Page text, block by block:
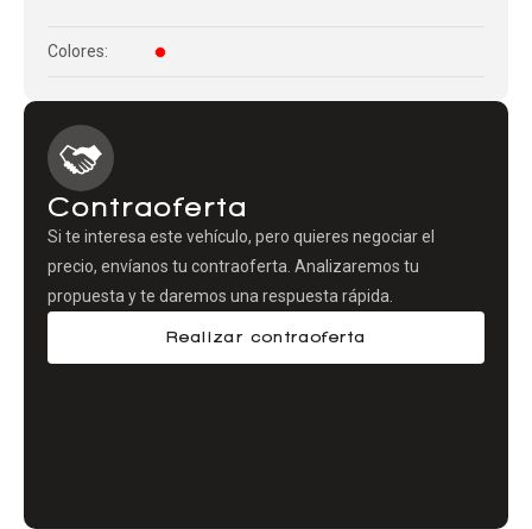
Colores:
Contraoferta
Si te interesa este vehículo, pero quieres negociar el
precio, envíanos tu contraoferta. Analizaremos tu
propuesta y te daremos una respuesta rápida.
Realizar contraoferta